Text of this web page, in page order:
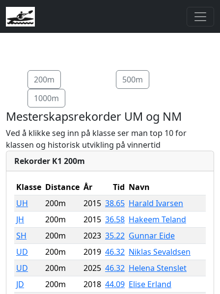
200m
500m
1000m
Mesterskapsrekorder UM og NM
Ved å klikke seg inn på klasse ser man top 10 for
klassen og historisk utvikling på vinnertid
Rekorder K1 200m
Klasse Distance År Tid Navn
UH
200m 2015 38.65 Harald Ivarsen
JH
200m 2015 36.58 Hakeem Teland
SH
200m 2023 35.22 Gunnar Eide
UD
200m 2019 46.32 Niklas Sevaldsen
UD
200m 2025 46.32 Helena Stenslet
JD
200m 2018 44.09 Elise Erland